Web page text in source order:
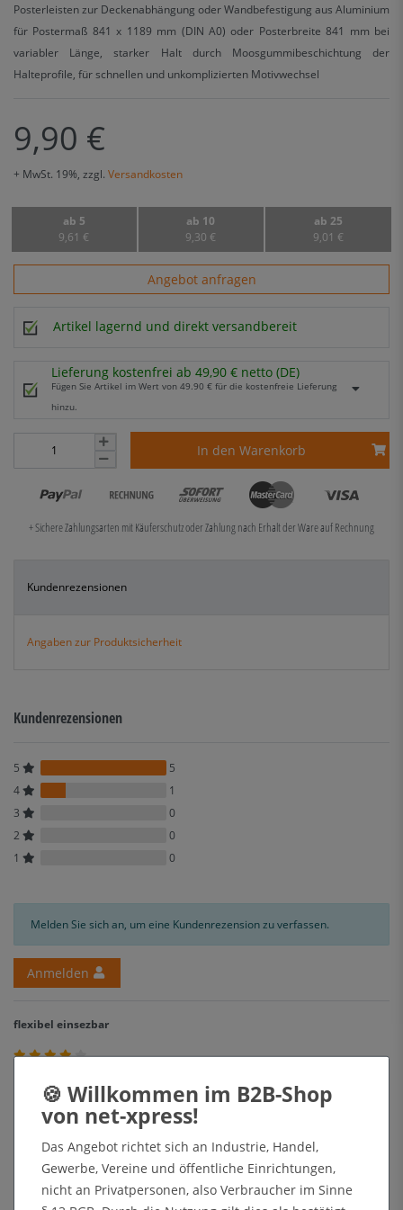
Posterleisten zur Deckenabhängung oder Wandbefestigung aus Aluminium
für Postermaß 841 x 1189 mm (DIN A0) oder Posterbreite 841 mm bei
variabler Länge, starker Halt durch Moosgummibeschichtung der
Halteprofile, für schnellen und unkomplizierten Motivwechsel
9,90 €
+ MwSt. 19%, zzgl. Versandkosten
ab 5
9,61 €
ab 10
9,30 €
ab 25
9,01 €
Angebot anfragen
Artikel lagernd und direkt versandbereit
Lieferung kostenfrei ab 49,90 € netto (DE)
Fügen Sie Artikel im Wert von 49.90 € für die kostenfreie Lieferung
hinzu.
In den Warenkorb
+ Sichere Zahlungsarten mit Käuferschutz oder Zahlung nach Erhalt der Ware auf Rechnung
Kundenrezensionen
Angaben zur Produktsicherheit
Kundenrezensionen
5
5
4
1
3
0
2
0
1
0
Melden Sie sich an, um eine Kundenrezension zu verfassen.
Anmelden
flexibel einsezbar
Verifizierter Kauf
Diese Posterleisten sind bei uns im Einsatz, da wir sie immer nur für
Aktionen nutzen, um Plakate abzuhängen. Schnell aufgehängt, DIN A0
Plakat rein, fertig.
Ein Stern wird dieses mal abgezogen, da eine Aufhängung beim Transport
kaputt gegangen war. Eine Mitarbeiterin hat aber schon die Nachsendung
Das Angebot richtet sich an Industrie, Handel,
Gewerbe, Vereine und öffentliche Einrichtungen,
nicht an Privatpersonen, also Verbraucher im Sinne